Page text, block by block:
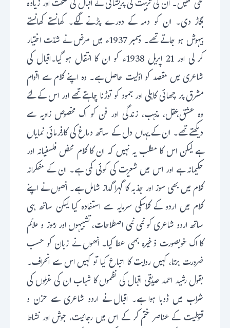
بگاڑ دی۔ ان کو دمہ کے دورے پڑنے لگے۔ کھانستے کھانستے
بیہوش ہو جاتے تھے۔ دسمبر 1937ء میں مرض نے شدّت اختیار
کر لی اور 21 اپریل 1938ء کو ان کا انتقال ہو گیا۔اقبال کی
شاعری میں مقصد کو اوّلیت حاصل ہے۔ وہ اپنے کلام سے اقوام
مشرق پر چھائی کاہلی اور جمود کو توڑنا چاہتے تھے اور اس کے لئے
وہ عشق،عقل، مذہب، زندگی اور فن کو اک مخصوص زاویہ سے
دیکھتے تھے۔ ان کے یہاں دل کے ساتھ دماغ کی کارفرمائی نمایاں
ہے لیکن اس کا مطلب یہ نہیں کہ ان کا کلام محض فلسفیانہ اور
حکیمانہ ہے اور اس میں شعریت کی کوئی کمی ہے۔ ان کے مفکرانہ
کلام میں بھی سوز اور جذبہ کا گہرا گداز شامل ہے۔ انھوں نے اپنے
کلام میں اردو کے کلاسکی سرمایہ سے استفادہ کیا لیکن ساتھ ہی
ساتھ اردو شاعری کو نئی نئی اصطلاحات، تشبیہوں اور رموز و علائم
کا اک خوبصورت ذخیرہ بھی عطا کیا۔ انھوں نے زبان کو حسب
ضرورت برتا، کہیں روایت کا اتباع کیا تو کہیں اس سے انحراف۔
بقول رشید احمد صدیقی اقبال کی نظموں کا شباب ان کی غزلوں کی
شراب میں ڈوبا ہوا ہے۔ اقبال نے اردو شاعری سے حزن و
قنوطیت کے عناصر ختم کر کے اس میں رجائیت، جوش اور نشاط